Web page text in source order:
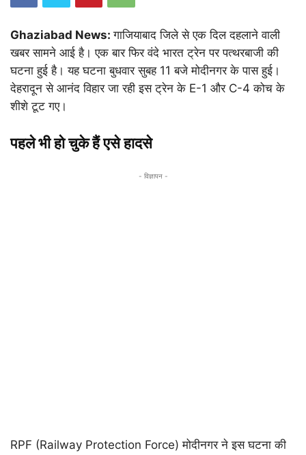
Ghaziabad News:गाजियाबाद जिले से एक दिल दहलाने वाली
खबर सामने आई है। एक बार फिर वंदे भारत ट्रेन पर पत्थरबाजी की
घटना हुई है। यह घटना बुधवार सुबह 11 बजे मोदीनगर के पास हुई।
देहरादून से आनंद विहार जा रही इस ट्रेन के E-1 और C-4 कोच के
शीशे टूट गए।
पहले भी हो चुके हैं एसे हादसे
- विज्ञापन -
RPF (Railway Protection Force) मोदीनगर ने इस घटना की